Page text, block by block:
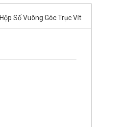
Hộp Số Vuông Góc Trục Vít